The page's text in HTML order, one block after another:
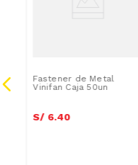
Fastener de Metal
Vinifan Caja 50un
S/ 6.40